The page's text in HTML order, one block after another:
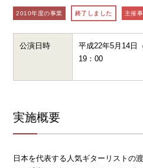
2010年度の事業 終了しました 主催
公演日時
平成22年5月14
19：00
実施概要
日本を代表する人気ギターリストの